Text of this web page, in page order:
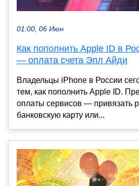
01:00, 06 Июн
Как пополнить Apple ID в
— оплата счета Эпл Айди
Владельцы iPhone в России
тем, как пополнить Apple ID.
оплаты сервисов — привязать
банковскую карту или...